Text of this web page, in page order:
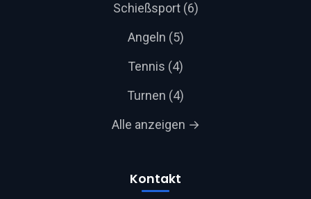
Schießsport (6)
Angeln (5)
Tennis (4)
Turnen (4)
Alle anzeigen →
Kontakt